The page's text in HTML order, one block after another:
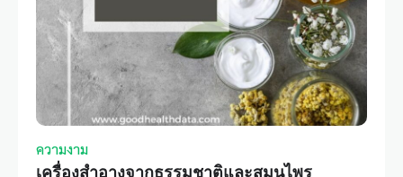
ความงาม
เครื่องสำอางจากธรรมชาติและสมุนไพร